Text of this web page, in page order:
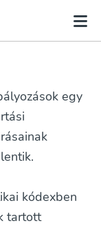
egy
kódexben
tartott